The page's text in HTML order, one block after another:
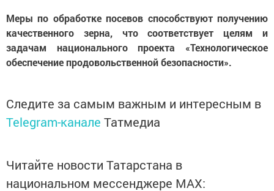
Меры по обработке посевов способствуют получению
качественного зерна, что соответствует целям и
задачам национального проекта «Технологическое
обеспечение продовольственной безопасности».
Следите за самым важным и интересным в
Telegram-канале Татмедиа
Читайте новости Татарстана в
национальном мессенджере MАХ: